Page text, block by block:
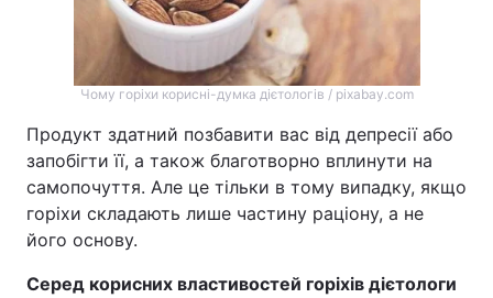
Чому горіхи корисні-думка дієтологів / pixabay.com
Продукт здатний позбавити вас від депресії або
запобігти її, а також благотворно вплинути на
самопочуття. Але це тільки в тому випадку, якщо
горіхи складають лише частину раціону, а не
його основу.
Серед корисних властивостей горіхів дієтологи